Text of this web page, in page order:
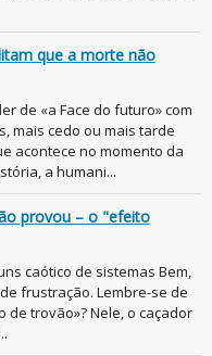
que a morte não
de «a Face do futuro» com
mais cedo ou mais tarde
acontece no momento da
a humani...
provou – o "efeito
caótico de sistemas Bem,
frustração. Lembre-se de
de trovão»? Nele, o caçador